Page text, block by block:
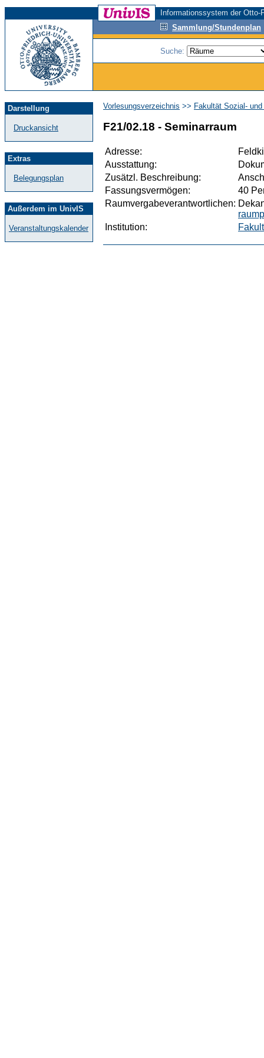
Informationssystem der
Sammlung/Stundenplan
Suche:
Darstellung
Druckansicht
Extras
Belegungsplan
Außerdem im UnivIS
Veranstaltungskalender
Vorlesungsverzeichnis >> Fakultät Sozial-
F21/02.18 - Seminarraum
Adresse:
Ausstattung:
Zusätzl. Beschreibung:
Fassungsvermögen:
40
Raumvergabeverantwortlichen:
Institution: